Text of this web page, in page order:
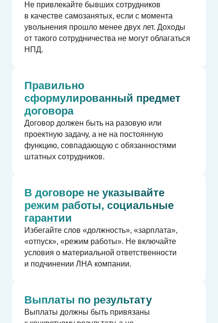
Не привлекайте бывших сотрудников
в качестве самозанятых, если с момента
увольнения прошло менее двух лет. Доходы
от такого сотрудничества не могут облагаться
НПД.
Правильно
сформулированный предмет
договора
Договор должен быть на разовую или
проектную задачу, а не на постоянную
функцию, совпадающую с обязанностями
штатных сотрудников.
В договоре не указывайте
режим работы, социальные
гарантии
Избегайте слов «должность», «зарплата»,
«отпуск», «режим работы». Не включайте
условия о материальной ответственности
и подчинении ЛНА компании.
Выплаты по результату
Выплаты должны быть привязаны